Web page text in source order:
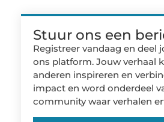
Stuur ons een
Registreer vandaag en deel
ons platform. Jouw verhaal
anderen inspireren en
impact en word onderdeel
community waar verhalen